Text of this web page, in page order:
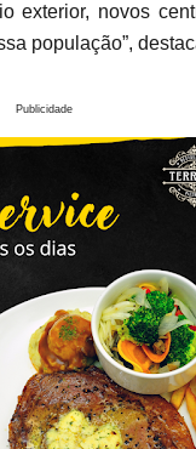
exterior, novos
população”,
Publicidade